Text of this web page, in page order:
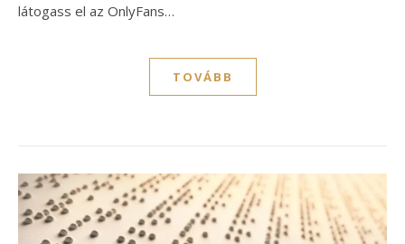
látogass el az OnlyFans…
TOVÁBB